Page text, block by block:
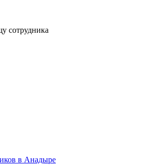
сотрудника
в Анадыре